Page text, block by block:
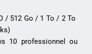
/ 512 Go / 1 To / 2 To
10 professionnel ou